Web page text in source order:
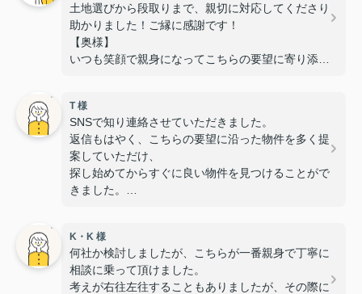
土地選びから段取りまで、親切に対応してくださり
助かりました！ご縁に感謝です！
【奥様】
いつも笑顔で親身になってこちらの要望に寄り添っ
また、いつも対応が迅速で丁寧なのでスムーズに手
続きを進めることができました。
無事に素敵な物件に出会うことが出来て感謝してい
ます！
T 様
SNSで知り連絡させていただきました。
返信もはやく、こちらの要望に沿った物件を多く提
案していただけ、
探し始めてからすぐに良い物件を見つけることがで
きました。
次ももし機会あれば是非お願いしたいと思える所で
す。
この度はありがとうございました。
K・K 様
何社か検討しましたが、こちらが一番親身で丁寧に
相談に乗って頂けました。
考えが右往左往することもありましたが、その際に